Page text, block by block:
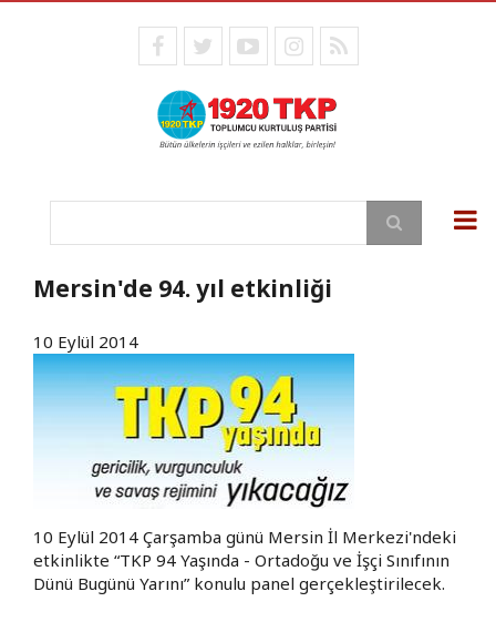
facebooktwitteryoutubeinstagram
RSS
Ara
Mersin'de 94. yıl etkinliği
10 Eylül 2014
10 Eylül 2014 Çarşamba günü Mersin İl Merkezi'ndeki
etkinlikte “TKP 94 Yaşında - Ortadoğu ve İşçi Sınıfının
Dünü Bugünü Yarını” konulu panel gerçekleştirilecek.